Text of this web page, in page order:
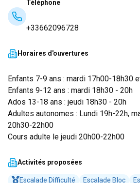
Téléphone
+33662096728
Horaires d'ouvertures
Enfants 7-9 ans : mardi 17h00-18h30
Enfants 9-12 ans : mardi 18h30 - 20h
Ados 13-18 ans : jeudi 18h30 - 20h
Adultes autonomes : Lundi 19h-22h,
20h30-22h00
Cours adulte le jeudi 20h00-22h00
Activités proposées
Escalade Difficulté Escalade Bloc